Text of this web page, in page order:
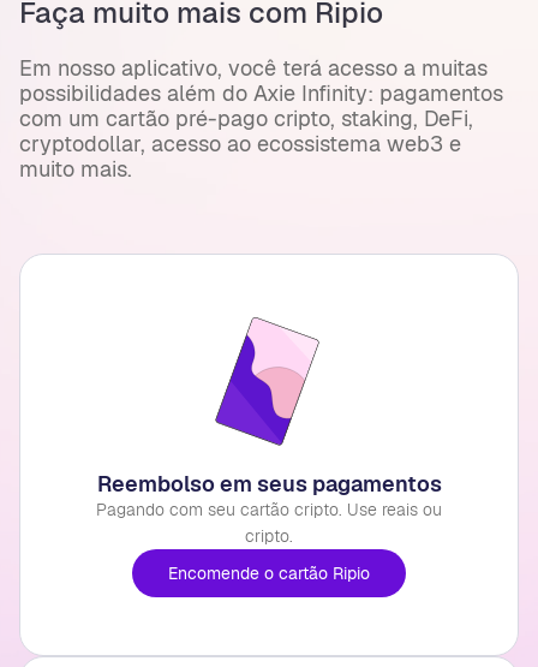
Faça muito mais com Ripio
Em nosso aplicativo, você terá acesso a muitas
possibilidades além do Axie Infinity: pagamentos
com um cartão pré-pago cripto, staking, DeFi,
cryptodollar, acesso ao ecossistema web3 e
muito mais.
Reembolso em seus pagamentos
Pagando com seu cartão cripto. Use reais ou
cripto.
Encomende o cartão Ripio